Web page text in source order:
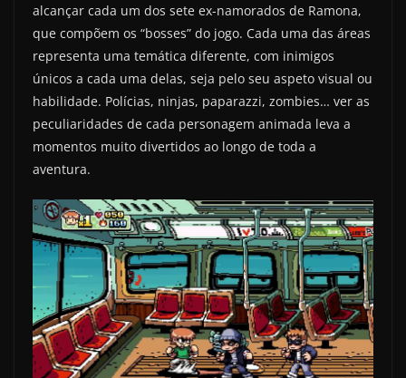
alcançar cada um dos sete ex-namorados de Ramona,
que compõem os “bosses” do jogo. Cada uma das áreas
representa uma temática diferente, com inimigos
únicos a cada uma delas, seja pelo seu aspeto visual ou
habilidade. Polícias, ninjas, paparazzi, zombies… ver as
peculiaridades de cada personagem animada leva a
momentos muito divertidos ao longo de toda a
aventura.